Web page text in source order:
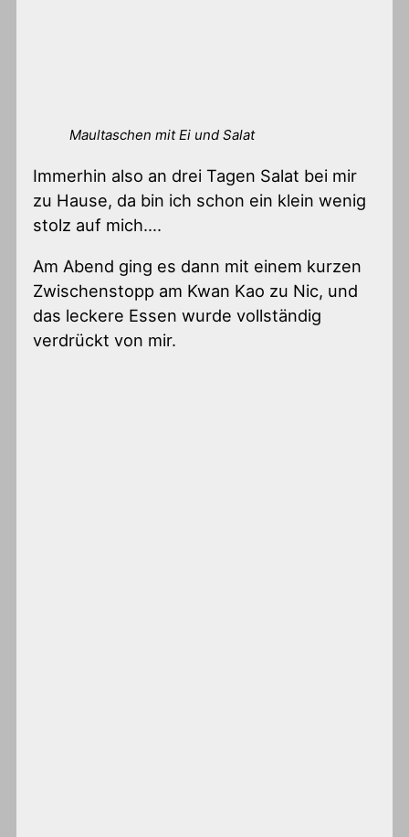
Maultaschen mit Ei und Salat
Immerhin also an drei Tagen Salat bei mir
zu Hause, da bin ich schon ein klein wenig
stolz auf mich….
Am Abend ging es dann mit einem kurzen
Zwischenstopp am Kwan Kao zu Nic, und
das leckere Essen wurde vollständig
verdrückt von mir.